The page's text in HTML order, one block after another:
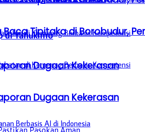
Dugaan Kekerasan
Tipitaka di Borobudur,
Dugaan Kekerasan
di Yahukimo